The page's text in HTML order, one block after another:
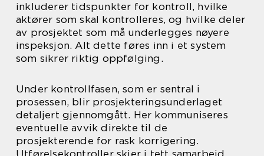
inkluderer tidspunkter for kontroll, hvilke
aktører som skal kontrolleres, og hvilke deler
av prosjektet som må underlegges nøyere
inspeksjon. Alt dette føres inn i et system
som sikrer riktig oppfølging.
Under kontrollfasen, som er sentral i
prosessen, blir prosjekteringsunderlaget
detaljert gjennomgått. Her kommuniseres
eventuelle avvik direkte til de
prosjekterende for rask korrigering.
Utførelsekontroller skjer i tett samarbeid